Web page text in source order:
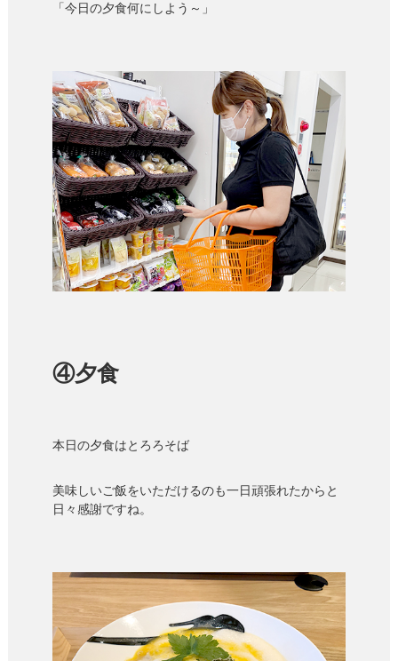
「今日の夕食何にしよう～」
④夕食
本日の夕食はとろろそば
美味しいご飯をいただけるのも一日頑張れたからと
日々感謝ですね。